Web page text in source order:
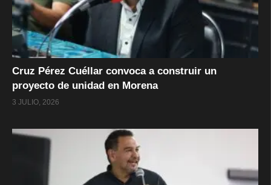
Cruz Pérez Cuéllar convoca a construir un
proyecto de unidad en Morena
3 JULIO, 2026